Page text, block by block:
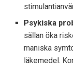
Psykiska
sällan öka
maniska
läkemedel.